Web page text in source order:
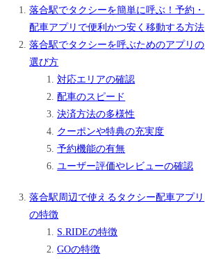
落合駅でタクシーを簡単に呼ぶ！予約・
配車アプリで便利かつ安く移動する方法
落合駅でタクシーを呼ぶためのアプリの
選び方
対応エリアの確認
配車のスピード
決済方法の多様性
クーポンや特典の充実度
予約機能の有無
ユーザー評価やレビューの確認
落合駅周辺で使えるタクシー配車アプリ
の特徴
S.RIDEの特徴
GOの特徴